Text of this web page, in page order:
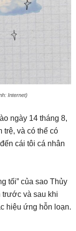
Internet)
ngày 14 tháng 8,
trệ, và có thể có
cái tôi cá nhân
tối” của sao Thủy
và sau khi
hiệu ứng hỗn loạn.